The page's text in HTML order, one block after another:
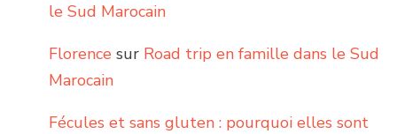
le Sud Marocain
Florence sur Road trip en famille dans le Sud
Marocain
Fécules et sans gluten : pourquoi elles sont